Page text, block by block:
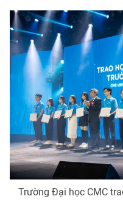
Trường Đại học CMC